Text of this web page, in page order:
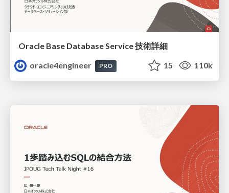
Oracle Base Database Service 技術詳細
oracle4engineer
PRO 15 110k